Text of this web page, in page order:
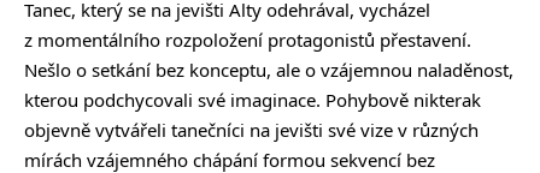
Tanec, který se na jevišti Alty odehrával, vycházel
z momentálního rozpoložení protagonistů přestavení.
Nešlo o setkání bez konceptu, ale o vzájemnou naladěnost,
kterou podchycovali své imaginace. Pohybově nikterak
objevně vytvářeli tanečníci na jevišti své vize v různých
mírách vzájemného chápání formou sekvencí bez